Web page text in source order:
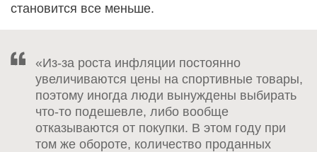
становится все меньше.
«Из-за роста инфляции постоянно
увеличиваются цены на спортивные товары,
поэтому иногда люди вынуждены выбирать
что-то подешевле, либо вообще
отказываются от покупки. В этом году при
том же обороте, количество проданных